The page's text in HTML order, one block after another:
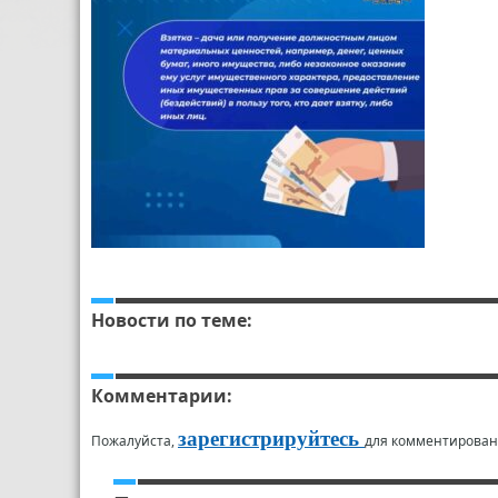
Новости по теме:
Комментарии:
Пожалуйста,зарегистрируйтесь для